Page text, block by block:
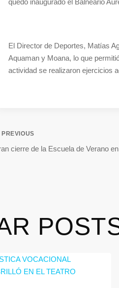
quedó inaugurado el Balneario
El Director de Deportes, Matías
Aquaman y Moana, lo que
actividad se realizaron ejercicios
PREVIOUS
cierre de la Escuela de Verano